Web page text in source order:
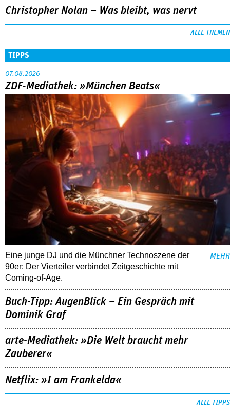
Christopher Nolan – Was bleibt, was nervt
ALLE THEMEN
TIPPS
07.08.2026
ZDF-Mediathek: »München Beats«
Eine junge DJ und die Münchner Technoszene der
90er: Der Vierteiler verbindet Zeitgeschichte mit
Coming-of-Age.
MEHR
Buch-Tipp: AugenBlick – Ein Gespräch mit
Dominik Graf
arte-Mediathek: »Die Welt braucht mehr
Zauberer«
Netflix: »I am Frankelda«
ALLE TIPPS